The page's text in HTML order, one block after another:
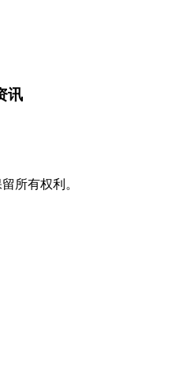
讯
所有权利。